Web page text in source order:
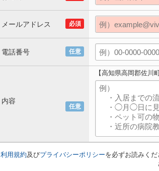
必須
メールアドレス
任意
電話番号
任意
内容
【高知県高岡郡佐
利用規約及びプライバシーポリシーを必ずお読みく